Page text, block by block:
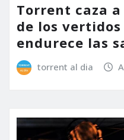
Torrent caza
de los
endurece las
torrent al dia